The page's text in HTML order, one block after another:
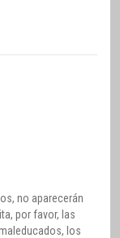
no aparecerán
por favor, las
los